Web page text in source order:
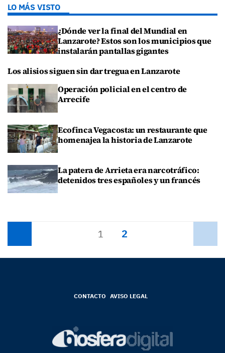
LO MÁS VISTO
¿Dónde ver la final del Mundial en
Lanzarote? Estos son los municipios que
instalarán pantallas gigantes
Los alisios siguen sin dar tregua en Lanzarote
Operación policial en el centro de
Arrecife
Ecofinca Vegacosta: un restaurante que
homenajea la historia de Lanzarote
La patera de Arrieta era narcotráfico:
detenidos tres españoles y un francés
1 2
CONTACTO AVISO LEGAL